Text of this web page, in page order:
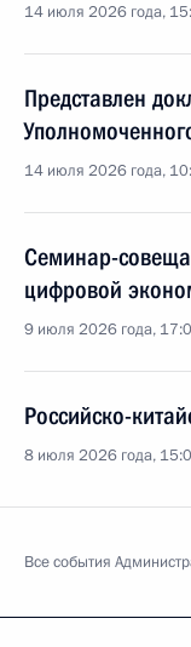
14 июля 2026 года,
Представлен
14 июля 2026 года,
Семинар-
цифровой
9 июля 2026 года,
Российско-
8 июля 2026 года,
Все события